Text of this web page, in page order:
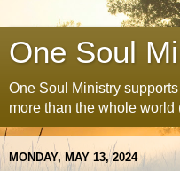
One Soul
One Soul Ministry
more than the whole world
MONDAY, MAY 13, 2024